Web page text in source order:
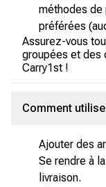
méthodes
préférées
Assurez-vous
groupées et des
Carry1st !
Comment
Ajouter des
Se rendre à
livraison.